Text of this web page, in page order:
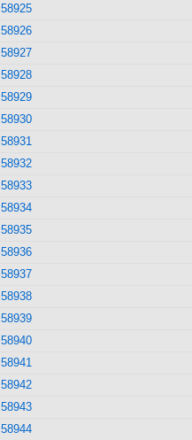
58925
58926
58927
58928
58929
58930
58931
58932
58933
58934
58935
58936
58937
58938
58939
58940
58941
58942
58943
58944